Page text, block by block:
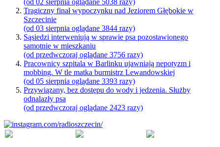
Tragiczny finał wypoczynku nad Jeziorem Głębokie w
Szczecinie
(od 03 sierpnia oglądane 3844 razy)
Sąsiedzi interweniują w sprawie psa pozostawionego
samotnie w mieszkaniu
(od przedwczoraj oglądane 3756 razy)
Pracownicy szpitala w Barlinku ujawniają nepotyzm i
mobbing. W tle matka burmistrz Lewandowskiej
(od 05 sierpnia oglądane 3393 razy)
Przywiązany, bez dostępu do wody i jedzenia. Służby
odnalazły psa
(od przedwczoraj oglądane 2423 razy)